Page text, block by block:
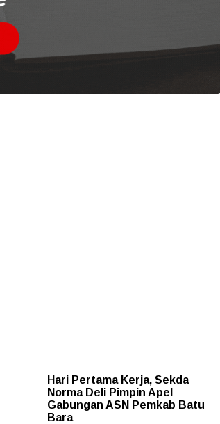
Hari Pertama Kerja, Sekda
Norma Deli Pimpin Apel
Gabungan ASN Pemkab Batu
Bara